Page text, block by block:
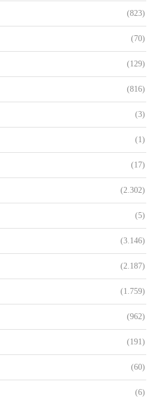
(823)
(70)
(129)
(816)
(3)
(1)
(17)
(2.302)
(5)
(3.146)
(2.187)
(1.759)
(962)
(191)
(60)
(6)